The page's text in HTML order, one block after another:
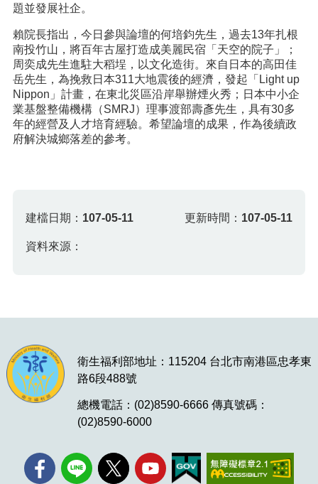
題並發展社企。
賴院長指出，今日參與論壇的何培鈞先生，過去13年扎根
南投竹山，將百年古屋打造成美麗民宿「天空的院子」；
周奕成先生進駐大稻埕，以文化造街。來自日本的高田佳
岳先生，為挽救日本311大地震後的經濟，發起「Light up
Nippon」計畫，在東北災區沿岸舉辦煙火秀；日本中小企
業基盤整備機構（SMRJ）理事渡部壽彥先生，具有30多
年的經營及人才培育經驗。希望論壇的成果，作為後續政
府解決城鄉落差的參考。
建檔日期： 107-05-11 更新時間： 107-05-11
資料來源：
衛生福利部地址：115204 台北市南港區忠孝東
路6段488號
總機電話：(02)8590-6666 傳真號碼：
(02)8590-6000